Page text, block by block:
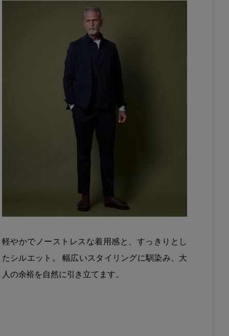
軽やかでノーストレスな着用感と、すっきりとし
たシルエット。 幅広いスタイリングに馴染み、大
人の余裕を自然に引き立てます。